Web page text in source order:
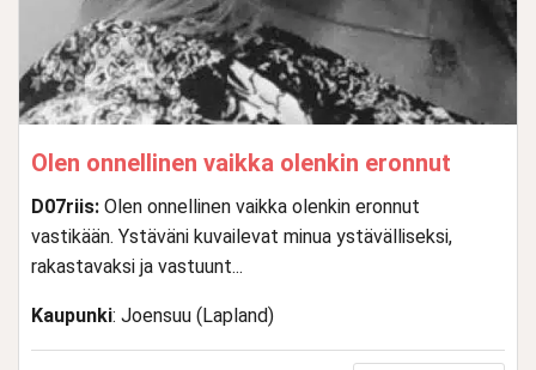
Olen onnellinen vaikka olenkin eronnut
D07riis: Olen onnellinen vaikka olenkin eronnut
vastikään. Ystäväni kuvailevat minua ystävälliseksi,
rakastavaksi ja vastuunt...
Kaupunki: Joensuu (Lapland)